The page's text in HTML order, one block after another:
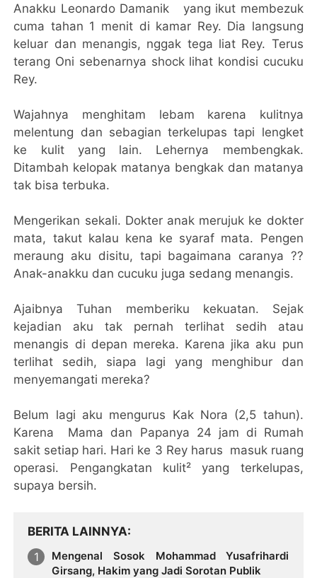
Anakku Leonardo Damanik yang ikut membezuk
cuma tahan 1 menit di kamar Rey. Dia langsung
keluar dan menangis, nggak tega liat Rey. Terus
terang Oni sebenarnya shock lihat kondisi cucuku
Rey.
Wajahnya menghitam lebam karena kulitnya
melentung dan sebagian terkelupas tapi lengket
ke kulit yang lain. Lehernya membengkak.
Ditambah kelopak matanya bengkak dan matanya
tak bisa terbuka.
Mengerikan sekali. Dokter anak merujuk ke dokter
mata, takut kalau kena ke syaraf mata. Pengen
meraung aku disitu, tapi bagaimana caranya ??
Anak-anakku dan cucuku juga sedang menangis.
Ajaibnya Tuhan memberiku kekuatan. Sejak
kejadian aku tak pernah terlihat sedih atau
menangis di depan mereka. Karena jika aku pun
terlihat sedih, siapa lagi yang menghibur dan
menyemangati mereka?
Belum lagi aku mengurus Kak Nora (2,5 tahun).
Karena Mama dan Papanya 24 jam di Rumah
sakit setiap hari. Hari ke 3 Rey harus masuk ruang
operasi. Pengangkatan kulit² yang terkelupas,
supaya bersih.
BERITA LAINNYA
Mengenal Sosok Mohammad Yusafrihardi
Girsang, Hakim yang Jadi Sorotan Publik